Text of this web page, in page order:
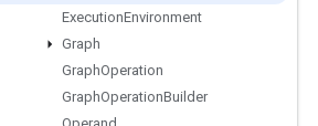
ExecutionEnvironment
Graph
GraphOperation
GraphOperationBuilder